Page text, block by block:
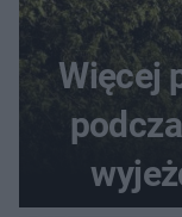
Więcej